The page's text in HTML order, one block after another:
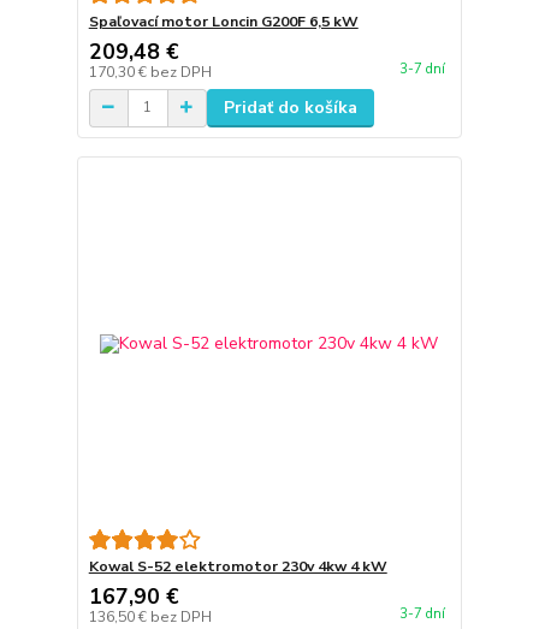
Spaľovací motor Loncin G200F 6,5 kW
209,48 €
170,30 € bez DPH 3-7 dní
Pridať do košíka
Kowal S-52 elektromotor 230v 4kw 4 kW
167,90 €
136,50 € bez DPH 3-7 dní